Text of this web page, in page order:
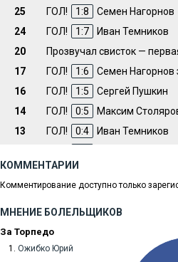
25
ГОЛ! 1:8
Семен Нагорнов
24
ГОЛ! 1:7
Иван Темников
20
Прозвучал свисток —
17
ГОЛ! 1:6
Семен Нагорнов
16
ГОЛ! 1:5
Сергей Пушкин
14
ГОЛ! 0:5
Максим
13
ГОЛ! 0:4
Иван Темников
8
ГОЛ! 0:2
4
ГОЛ! 0:1 Ильяс Ахтямов
1
Матч стартовал!
КОММЕНТАРИИ
Комментирование доступно только
МНЕНИЕ БОЛЕЛЬЩИКОВ
За Торпедо
Ожибко Юрий